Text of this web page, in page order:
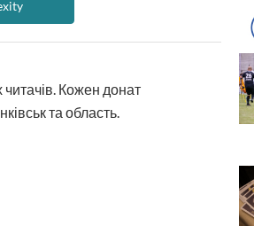
Кожен донат
та область.